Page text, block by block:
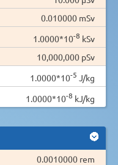
0.010000 mSv
1.0000*10-8 kSv
10,000,000 pSv
1.0000*10-5 J/kg
1.0000*10-8 kJ/kg
0.0010000 rem